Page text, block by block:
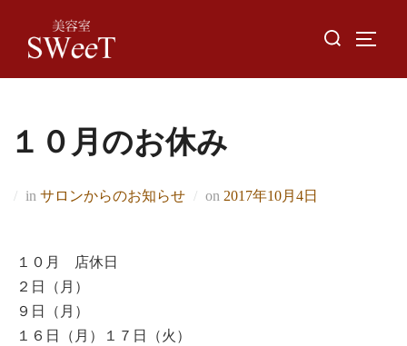
content
Search
１０月のお休み
in サロンからのお知らせ on Posted
2017年10月4日
１０月 店休日
２日（月）
９日（月）
１６日（月）１７日（火）